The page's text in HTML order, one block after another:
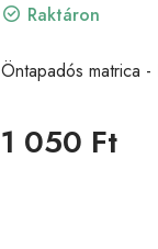
Raktáron
Öntapadós matrica
1 050 Ft